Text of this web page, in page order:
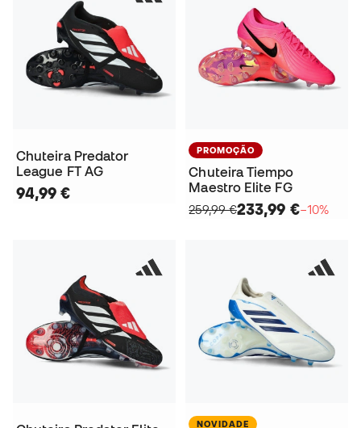
Chuteira Predator
League FT AG
94,99 €
PROMOÇÃO
Chuteira Tiempo
Maestro Elite FG
259,99 €233,99 €−10%
NOVIDADE